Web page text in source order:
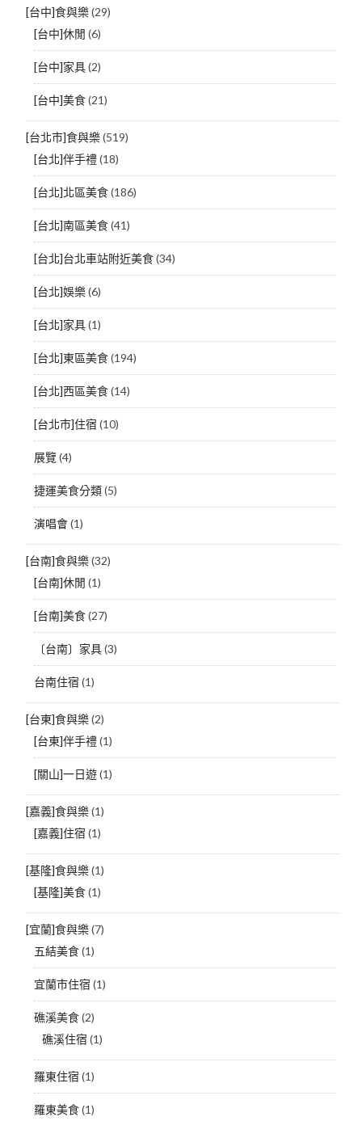
[台中]食與樂(29)
[台中]休閒 (6)
[台中]家具(2)
[台中]美食(21)
[台北市]食與樂(519)
[台北]伴手禮(18)
[台北]北區美食(186)
[台北]南區美食(41)
[台北]台北車站附近美食(34)
[台北]娛樂(6)
[台北]家具(1)
[台北]東區美食(194)
[台北]西區美食(14)
[台北市]住宿 (10)
展覽(4)
捷運美食分類(5)
演唱會(1)
[台南]食與樂(32)
[台南]休閒 (1)
[台南]美食(27)
〔台南〕家具(3)
台南住宿 (1)
[台東]食與樂(2)
[台東]伴手禮(1)
[關山]一日遊(1)
[嘉義]食與樂(1)
[嘉義]住宿 (1)
[基隆]食與樂(1)
[基隆]美食(1)
[宜蘭]食與樂(7)
五結美食(1)
宜蘭市住宿 (1)
礁溪美食(2)
礁溪住宿 (1)
羅東住宿 (1)
羅東美食(1)